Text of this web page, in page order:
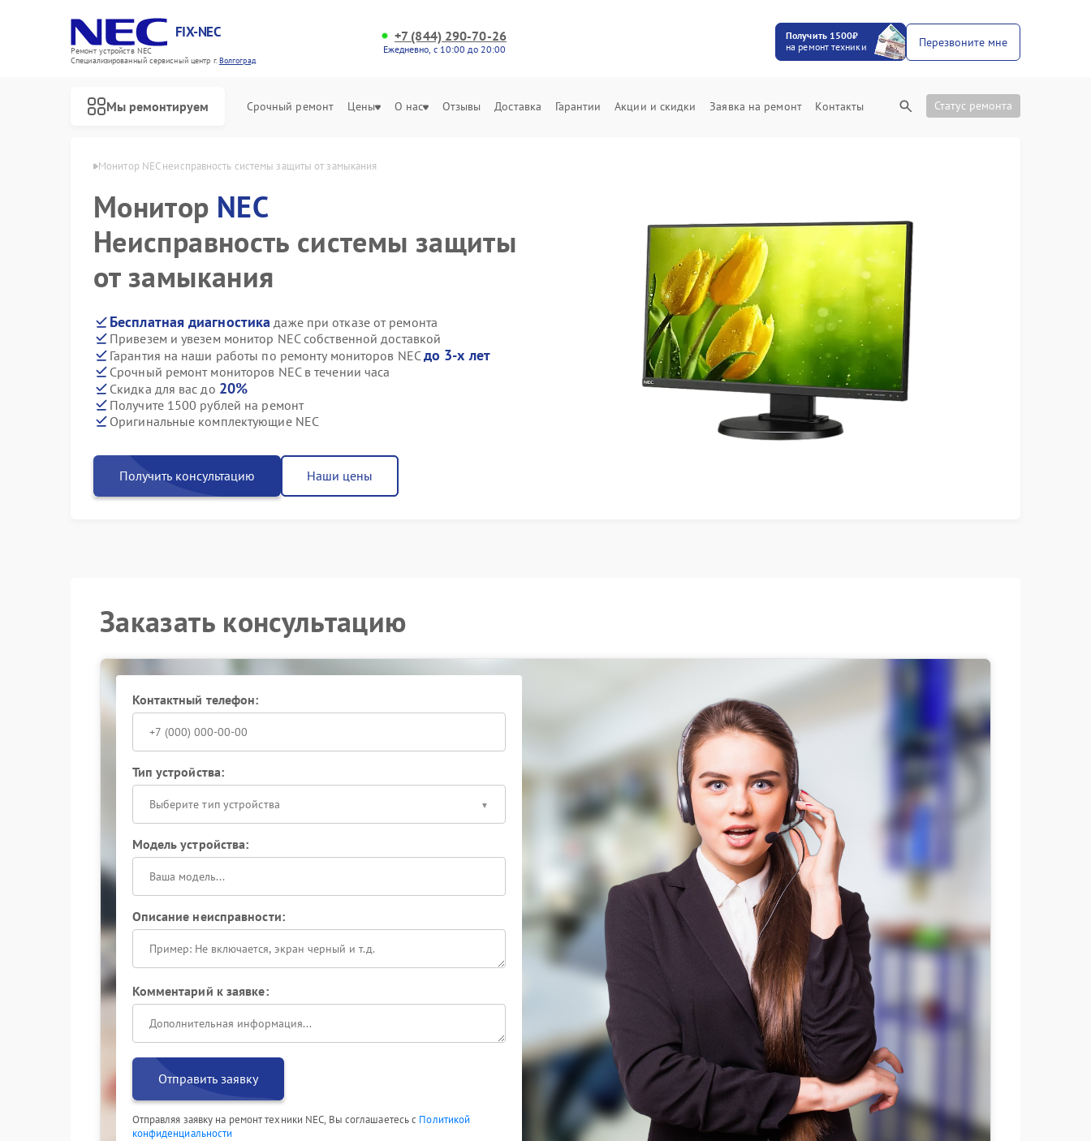
FIX-NEC
Ремонт устройств NEC
Специализированный cервисный центр г.Волгоград
+7 (844) 290-70-26
Ежедневно, с 10:00 до 20:00
Получить 1500₽
на ремонт техники
Перезвоните мне
Мы ремонтируем Срочный ремонт Цены О нас Отзывы Доставка Гарантии Акции и скидки Заявка на ремонт Контакты Статус ремонта
NEC в Волгограде Монитор NEC неисправность системы защиты от замыкания
Монитор NEC
Неисправность системы защиты
от замыкания
Бесплатная диагностика даже при отказе от ремонта
Привезем и увезем монитор NEC собственной доставкой
Гарантия на наши работы по ремонту мониторов NECдо 3-х лет
Срочный ремонт мониторов NEC в течении часа
Скидка для вас до 20%
Получите 1500 рублей на ремонт
Оригинальные комплектующие NEC
Получить консультацию Наши цены
Заказать консультацию
Контактный телефон:
Тип устройства:
Выберите тип устройства
Модель устройства:
Описание неисправности:
Комментарий к заявке:
Отправить заявку
Отправляя заявку на ремонт техники NEC, Вы соглашаетесь с Политикой
конфиденциальности